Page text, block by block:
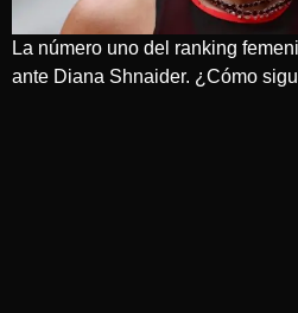
La número uno del ranking
ante Diana Shnaider. ¿Cómo